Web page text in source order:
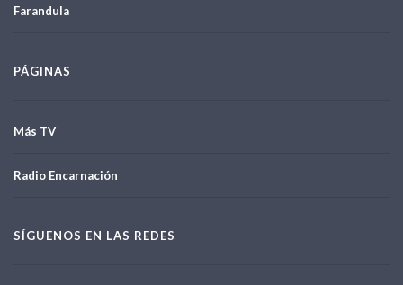
Farandula
PÁGINAS
Más TV
Radio Encarnación
SÍGUENOS EN LAS REDES